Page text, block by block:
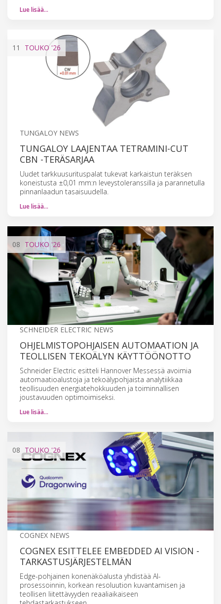
Lue lisää…
11 TOUKO'26
TUNGALOY NEWS
TUNGALOY LAAJENTAA TETRAMINI-CUT
CBN -TERÄSARJAA
Uudet tarkkuusurituspalat tukevat karkaistun teräksen
koneistusta ±0,01 mm:n leveystoleranssilla ja parannetulla
pinnanlaadun tasaisuudella.
Lue lisää…
08 TOUKO'26
SCHNEIDER ELECTRIC NEWS
OHJELMISTOPOHJAISEN AUTOMAATION JA
TEOLLISEN TEKOÄLYN KÄYTTÖÖNOTTO
Schneider Electric esitteli Hannover Messessä avoimia
automaatioalustoja ja tekoälypohjaista analytiikkaa
teollisuuden energiatehokkuuden ja toiminnallisen
joustavuuden optimoimiseksi.
Lue lisää…
08 TOUKO '26
COGNEX NEWS
COGNEX ESITTELEE EMBEDDED AI VISION -
TARKASTUSJÄRJESTELMÄN
Edge-pohjainen konenäköalusta yhdistää AI-
prosessoinnin, korkean resoluution kuvantamisen ja
teollisen liitettävyyden reaaliaikaiseen